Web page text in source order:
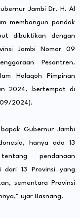
Jambi Dr. H. Al
membangun pondok
dibuktikan dengan
Jambi Nomor 09
Pesantren.
Halaqoh Pimpinan
2024, bertempat di
09/2024).
Gubernur Jambi
hanya ada 13
pendanaan
dari 13 Provinsi yang
sementara Provinsi
ujar Basnang.